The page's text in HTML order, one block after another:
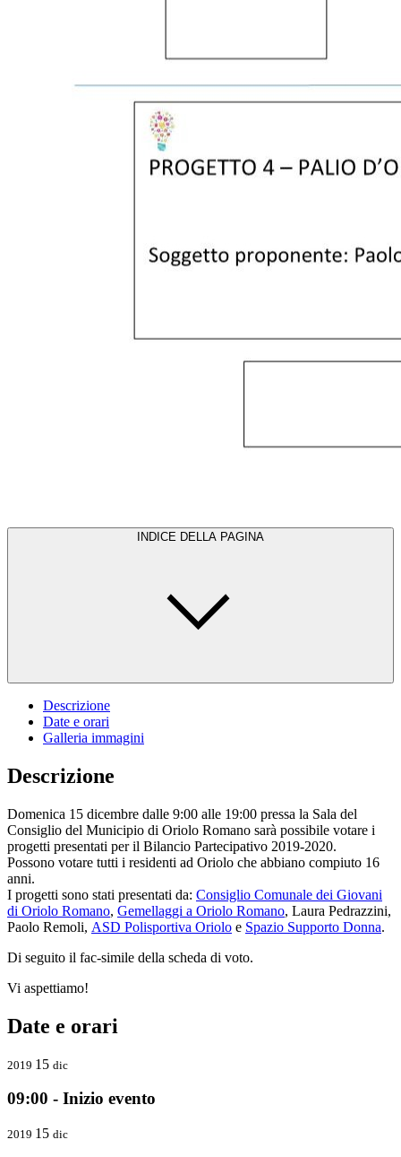
INDICE DELLA PAGINA
Descrizione
Date e orari
Galleria immagini
Descrizione
Domenica 15 dicembre dalle 9:00 alle 19:00 pressa la Sala del
Consiglio del Municipio di Oriolo Romano sarà possibile votare i
progetti presentati per il Bilancio Partecipativo 2019-2020.
Possono votare tutti i residenti ad Oriolo che abbiano compiuto 16
anni.
I progetti sono stati presentati da: Consiglio Comunale dei Giovani
di Oriolo Romano, Gemellaggi a Oriolo Romano, Laura Pedrazzini,
Paolo Remoli, ASD Polisportiva Oriolo e Spazio Supporto Donna.
Di seguito il fac-simile della scheda di voto.
Vi aspettiamo!
Date e orari
2019 15 dic
09:00 - Inizio evento
2019 15 dic